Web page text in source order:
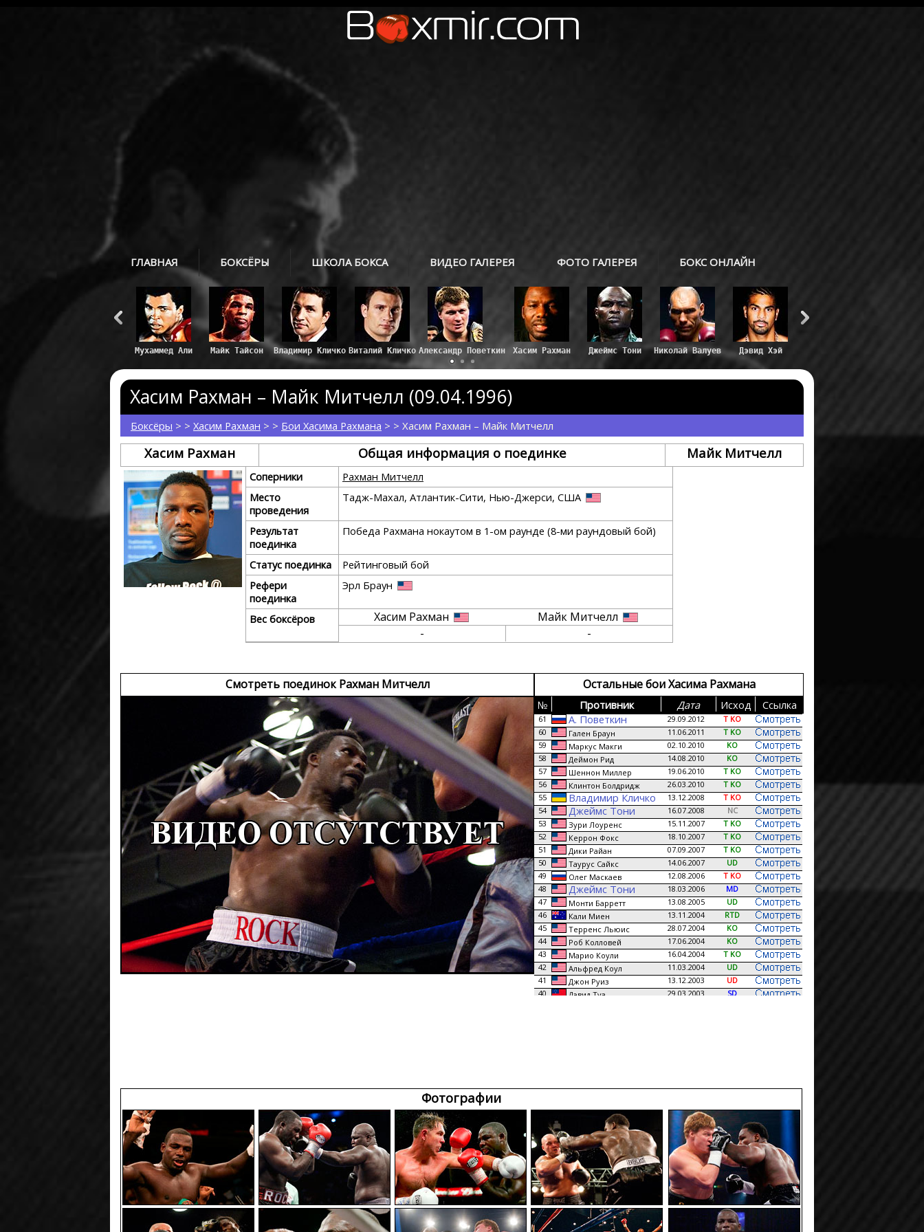
ГЛАВНАЯ БОКСЁРЫ ШКОЛА БОКСА ВИДЕО ГАЛЕРЕЯ ФОТО ГАЛЕРЕЯ БОКС ОНЛАЙН
Александр Поветкин
Хасим Рахман
Джеймс Тони Николай Валуев Дэвид Хэй
Хасим Рахман – Майк Митчелл (09.04.1996)
Боксёры > > Хасим Рахман > > Бои Хасима Рахмана > > Хасим Рахман – Майк Митчелл
Хасим Рахман Общая информация о поединке Майк Митчелл
Соперники
Рахман Митчелл
Место
проведения
Тадж-Махал, Атлантик-Сити, Нью-Джерси, США
Результат
поединка
Победа Рахмана нокаутом в 1-ом раунде (8-ми раундовый бой)
Статус поединка
Рейтинговый бой
Рефери
поединка
Эрл Браун
Вес боксёров Хасим Рахман
Майк Митчелл
-
-
Смотреть поединок Рахман Митчелл Остальные бои Хасима Рахмана
№ Противник Дата Исход Сcылка
61 А. Поветкин 29.09.2012
T KO
60
Гален Браун 11.06.2011
T KO
59
Маркус Макги 02.10.2010
KO
58
Деймон Рид 14.08.2010
KO
57
Шеннон Миллер 19.06.2010
T KO
56
Клинтон Болдридж 26.03.2010
T KO
55
Владимир Кличко 13.12.2008
T KO
54
Джеймс Тони 16.07.2008
NC
53
Зури Лоуренс 15.11.2007
T KO
52
Керрон Фокс 18.10.2007
T KO
51
Дики Райан 07.09.2007
T KO
50
Таурус Сайкс 14.06.2007
UD
49
Олег Маскаев 12.08.2006
T KO
48
Джеймс Тони 18.03.2006
MD
47
Монти Барретт 13.08.2005
UD
46
Кали Миен 13.11.2004
RTD
45
Терренс Льюис 28.07.2004
KO
44
Роб Колловей 17.06.2004
KO
43
Марио Коули 16.04.2004
T KO
42
Альфред Коул 11.03.2004
UD
41
Джон Руиз 13.12.2003
UD
40
Дэвид Туа 29.03.2003
SD
Олег Маскаев
31
Майкл Раш 12.03.1999
T KO
Дэвид Туа 19.12.1998
T KO
29
Геринг Лейн 09.07.1998
T KO
28
Стив Пеннелл 24.04.1998
KO
27
Мелвин Фостер 14.03.1998
T KO
26
Джесси Фергюсон 31.01.1998
UD
25
Туй Тоя 04.12.1997
KO
24
Обед Салливан 01.11.1997
MD
23
Джефф Вуден
T KO
22
Маршалл Тиллман
KO
Фотографии